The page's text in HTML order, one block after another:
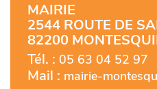
MAIRIE
2544 ROUTE DE
82200
Tél. : 05 63 04 52 97
Mail : mairie-